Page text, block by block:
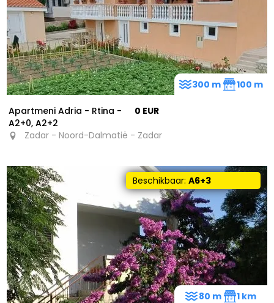
Apartmeni Adria - Rtina -
A2+0, A2+2
0 EUR
Zadar - Noord-Dalmatië - Zadar
300 m 100 m
Beschikbaar:A6+3
80 m 1 km